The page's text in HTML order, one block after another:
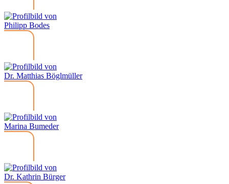
Philipp Bodes
Dr. Matthias Böglmüller
Marina Bumeder
Dr. Kathrin Bürger